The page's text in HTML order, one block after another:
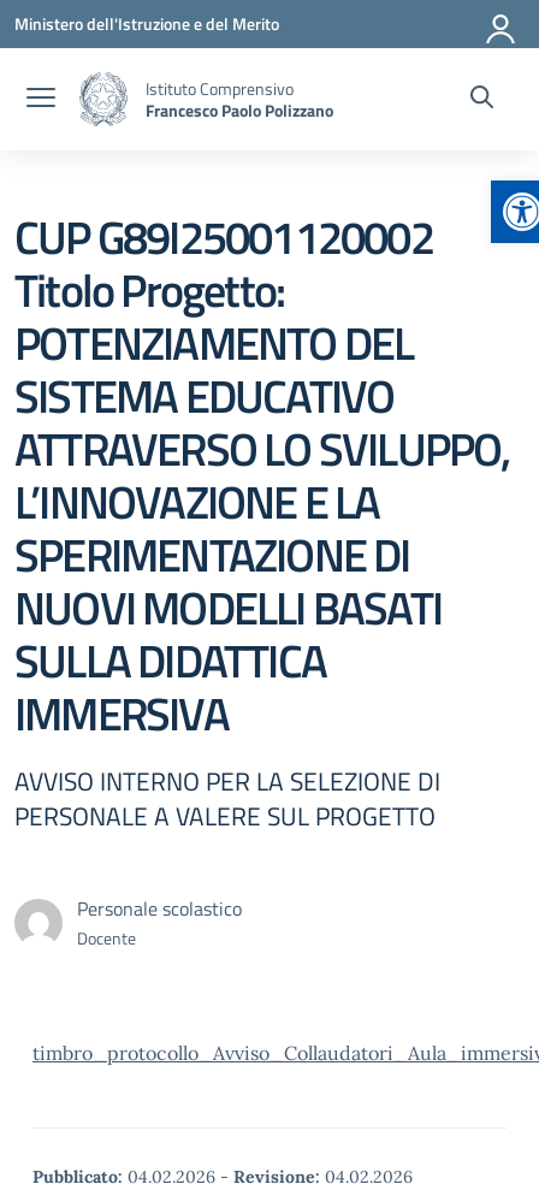
Vai ai contenuti
Vai al menu di navigazione
Vai al footer
Ministero dell'Istruzione e del Merito
Istituto Comprensivo
Francesco Paolo Polizzano
CUP G89I25001120002
Titolo Progetto:
POTENZIAMENTO DEL
SISTEMA EDUCATIVO
ATTRAVERSO LO SVILUPPO,
L’INNOVAZIONE E LA
SPERIMENTAZIONE DI
NUOVI MODELLI BASATI
SULLA DIDATTICA
IMMERSIVA
AVVISO INTERNO PER LA SELEZIONE DI
PERSONALE A VALERE SUL PROGETTO
Personale scolastico
Docente
Pubblicato: 04.02.2026 - Revisione: 04.02.2026